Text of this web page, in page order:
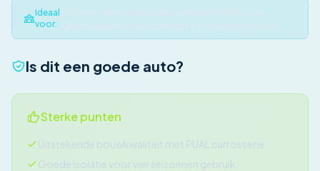
Ideaal
voor:
Is dit een goede auto?
Sterke punten
Uitstekende bouwkwaliteit met PUAL carrosserie
Goede isolatie voor vier seizoenen gebruik